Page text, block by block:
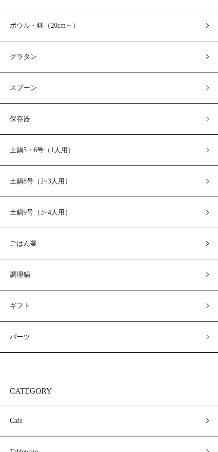
ボウル・鉢（20cm～）
グラタン
スプーン
保存器
土鍋5・6号（1人用）
土鍋8号（2~3人用）
土鍋9号（3~4人用）
ごはん釜
調理鍋
ギフト
パーツ
CATEGORY
Cafe